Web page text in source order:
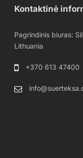
Kontaktinė
Pagrindinis biuras:
Lithuania
+370 613 47400